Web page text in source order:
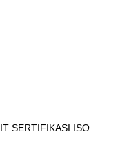
SERTIFIKASI ISO